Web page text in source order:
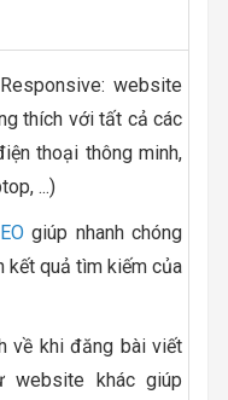
website
thích với tất cả các
thoại thông minh,
...)
giúp nhanh chóng
kết quả tìm kiếm của
về khi đăng bài viết
website khác giúp